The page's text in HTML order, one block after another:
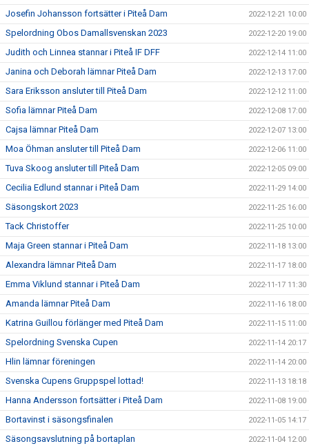
Josefin Johansson fortsätter i Piteå Dam 2022-12-21 10:00
Spelordning Obos Damallsvenskan 2023 2022-12-20 19:00
Judith och Linnea stannar i Piteå IF DFF 2022-12-14 11:00
Janina och Deborah lämnar Piteå Dam 2022-12-13 17:00
Sara Eriksson ansluter till Piteå Dam 2022-12-12 11:00
Sofia lämnar Piteå Dam 2022-12-08 17:00
Cajsa lämnar Piteå Dam 2022-12-07 13:00
Moa Öhman ansluter till Piteå Dam 2022-12-06 11:00
Tuva Skoog ansluter till Piteå Dam 2022-12-05 09:00
Cecilia Edlund stannar i Piteå Dam 2022-11-29 14:00
Säsongskort 2023 2022-11-25 16:00
Tack Christoffer 2022-11-25 10:00
Maja Green stannar i Piteå Dam 2022-11-18 13:00
Alexandra lämnar Piteå Dam 2022-11-17 18:00
Emma Viklund stannar i Piteå Dam 2022-11-17 11:30
Amanda lämnar Piteå Dam 2022-11-16 18:00
Katrina Guillou förlänger med Piteå Dam 2022-11-15 11:00
Spelordning Svenska Cupen 2022-11-14 20:17
Hlin lämnar föreningen 2022-11-14 20:00
Svenska Cupens Gruppspel lottad! 2022-11-13 18:18
Hanna Andersson fortsätter i Piteå Dam 2022-11-08 19:00
Bortavinst i säsongsfinalen 2022-11-05 14:17
Säsongsavslutning på bortaplan 2022-11-04 12:00